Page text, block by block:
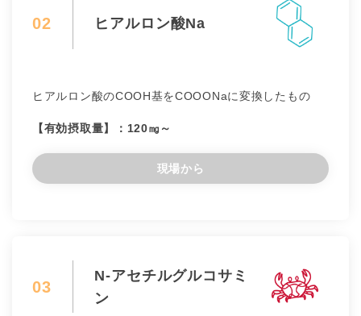
02 ヒアルロン酸Na
ヒアルロン酸のCOOH基をCOOONaに変換したもの
【有効摂取量】：120㎎～
現場から
03
N-アセチルグルコサミ
ン